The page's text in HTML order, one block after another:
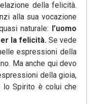
della felicità.
alla sua vocazione
naturale:
l’uomo
la felicità. Se vede
espressioni della
Ma anche qui devo
della gioia,
lo Spirito è colui che